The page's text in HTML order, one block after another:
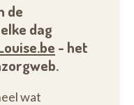
de
dag
- het
wat